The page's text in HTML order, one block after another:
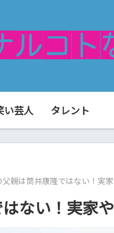
い芸人 タレント
父親は筒井康隆ではない！実
ない！実家